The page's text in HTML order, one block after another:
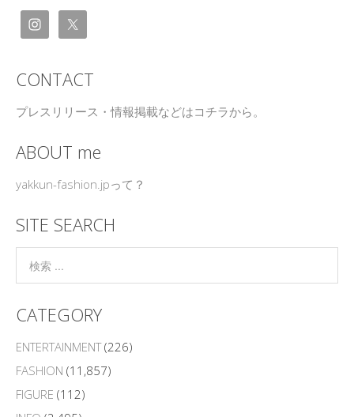
CONTACT
プレスリリース・情報掲載などはコチラから。
ABOUT me
yakkun-fashion.jpって？
SITE SEARCH
CATEGORY
ENTERTAINMENT(226)
FASHION (11,857)
FIGURE (112)